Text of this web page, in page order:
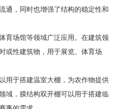
通，同时也增强了结构的稳定性和
育场馆等领域广泛应用。在建筑领
或性建筑物，用于展览、体育场
用于搭建温室大棚，为农作物提供
域，膜结构双开棚可以用于搭建临